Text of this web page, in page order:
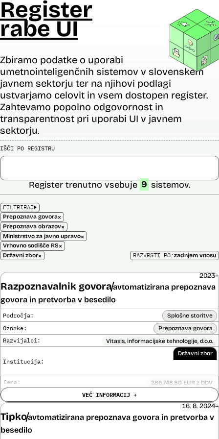
Register
rabe UI
Zbiramo podatke o uporabi
umetnointeligenčnih sistemov v slovenskem
javnem sektorju ter na njihovi podlagi
ustvarjamo celovit in vsem dostopen register.
Zahtevamo popolno odgovornost in
transparentnost pri uporabi UI v javnem
sektorju.
IŠČI PO REGISTRU
FILTRIRAJ
Prepoznava govora×
Prepoznava obrazov×
Ministrstvo za javno upravo×
Vrhovno sodišče RS×
Državni zbor×
Register trenutno vsebuje 9 sistemov.
RAZVRSTI PO:zadnjem vnosu
Razpoznavalnik govoraavtomatizirana prepoznava
govora in pretvorba v besedilo
2023–
Področja: Splošne storitve
Oznake: Prepoznava govora
Razvijalci: Vitasis, informacijske tehnologije, d.o.o.
Institucija:
Državni zbor
Cena: 286.748,80 EUR z DDV
licence:
opravljena:
VEČ INFORMACIJ +
Tipkoavtomatizirana prepoznava govora in pretvorba v
besedilo
16. 8. 2024–